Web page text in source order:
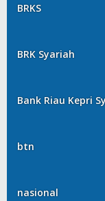
BRKS
BRK Syariah
Bank Riau Kepri
btn
nasional